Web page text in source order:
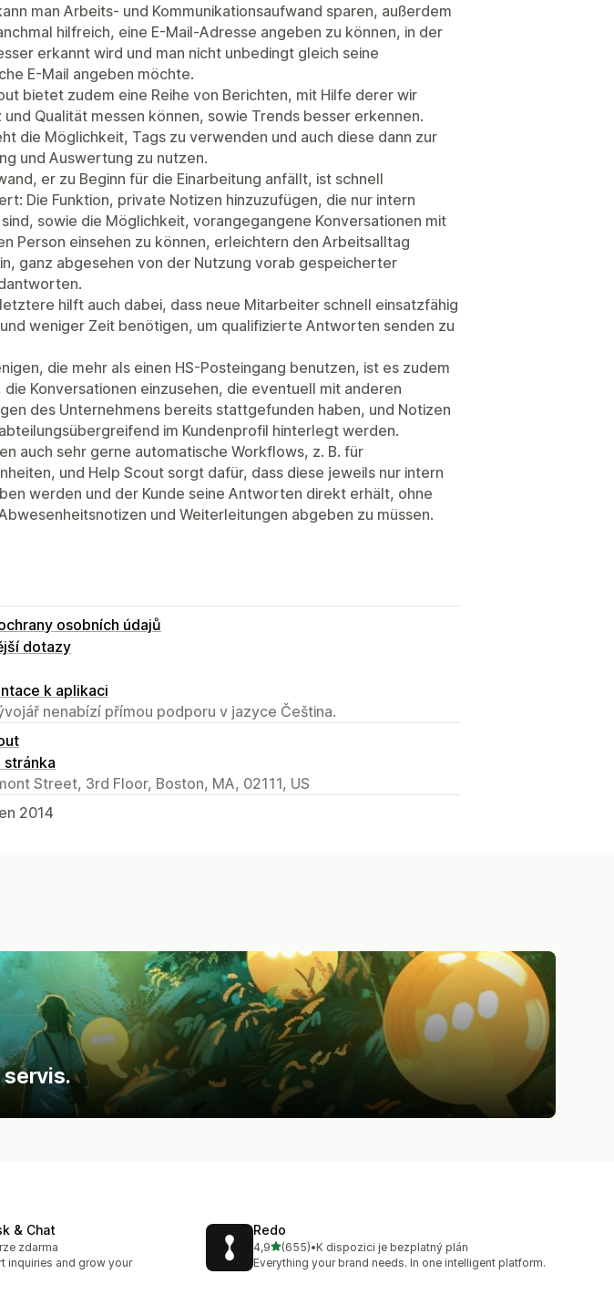
man Arbeits- und Kommunikationsaufwand sparen, außerdem
hilfreich, eine E-Mail-Adresse angeben zu können, in der
erkannt wird und man nicht unbedingt gleich seine
E-Mail angeben möchte.
bietet zudem eine Reihe von Berichten, mit Hilfe derer wir
und Qualität messen können, sowie Trends besser erkennen.
die Möglichkeit, Tags zu verwenden und auch diese dann zur
und Auswertung zu nutzen.
er zu Beginn für die Einarbeitung anfällt, ist schnell
Die Funktion, private Notizen hinzuzufügen, die nur intern
sowie die Möglichkeit, vorangegangene Konversationen mit
Person einsehen zu können, erleichtern den Arbeitsalltag
ganz abgesehen von der Nutzung vorab gespeicherter
hilft auch dabei, dass neue Mitarbeiter schnell einsatzfähig
weniger Zeit benötigen, um qualifizierte Antworten senden zu
die mehr als einen HS-Posteingang benutzen, ist es zudem
die Konversationen einzusehen, die eventuell mit anderen
des Unternehmens bereits stattgefunden haben, und Notizen
im Kundenprofil hinterlegt werden.
auch sehr gerne automatische Workflows, z. B. für
und Help Scout sorgt dafür, dass diese jeweils nur intern
werden und der Kunde seine Antworten direkt erhält, ohne
und Weiterleitungen abgeben zu müssen.
osobních údajů
dotazy
k aplikaci
nenabízí přímou podporu v jazyce Čeština.
stránka
Street, 3rd Floor, Boston, MA, 02111, US
2014
servis.
& Chat
zdarma
inquiries and grow your
Redo
4,9z 5 hvězd
(655)
Celkový počet recenzí: 655
•K dispozici je bezplatný plán
Everything your brand needs. In one intelligent platform.